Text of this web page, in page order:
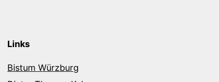
Links
Bistum Würzburg